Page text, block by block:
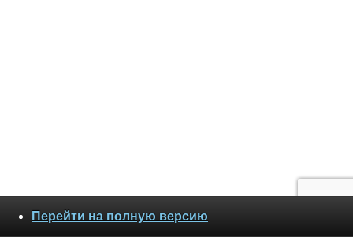
Перейти на полную версию